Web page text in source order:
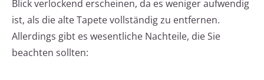
Blick verlockend erscheinen, da es weniger aufwendig
ist, als die alte Tapete vollständig zu entfernen.
Allerdings gibt es wesentliche Nachteile, die Sie
beachten sollten: